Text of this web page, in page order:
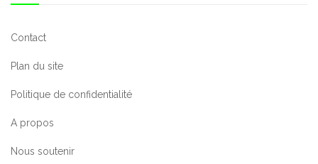
Contact
Plan du site
Politique de confidentialité
A propos
Nous soutenir